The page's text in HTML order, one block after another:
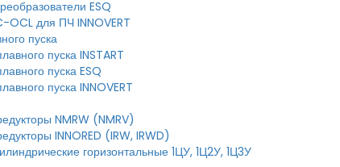
ESQ
OCL для ПЧ INNOVERT
пуска
пуска INSTART
пуска ESQ
пуска INNOVERT
NMRW (NMRV)
INNORED (IRW, IRWD)
горизонтальные 1ЦУ, 1Ц2У, 1Ц3У